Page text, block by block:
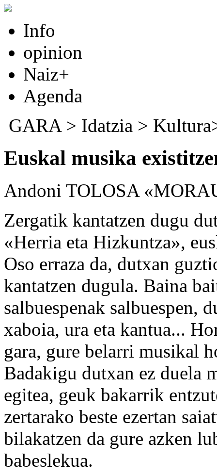
Info
opinion
Naiz+
Agenda
GARA> Idatzia >
Euskal musika
Andoni TOLOSA
Zergatik kantatzen dugu
«Herria eta Hizkuntza»,
Oso erraza da, dutxan
kantatzen dugula. Baina
salbuespenak salbuespen,
xaboia, ura eta kantua...
gara, gure belarri musikal
Badakigu dutxan ez duela
egitea, geuk bakarrik
zertarako beste ezertan
bilakatzen da gure azken
babeslekua.